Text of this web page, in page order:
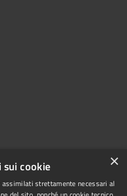
×
cookie
strettamente necessari al